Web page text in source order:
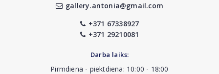
gallery.antonia@gmail.com
+371 67338927
+371 29210081
Darba laiks:
Pirmdiena - piektdiena: 10:00 - 18:00